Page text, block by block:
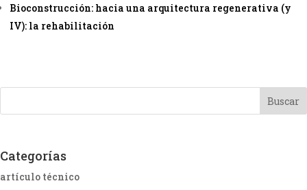
Bioconstrucción: hacia una arquitectura regenerativa (y
IV): la rehabilitación
Categorías
artículo técnico